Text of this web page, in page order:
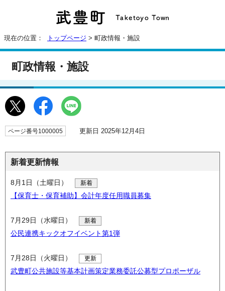
現在の位置： トップページ > 町政情報・施設
町政情報・施設
ページ番号1000005 更新日 2025年12月4日
新着更新情報
8月1日（土曜日） 新着
【保育士・保育補助】会計年度任用職員募集
7月29日（水曜日） 新着
公民連携キックオフイベント第1弾
7月28日（火曜日） 更新
武豊町公共施設等基本計画策定業務委託公募型プロポーザル